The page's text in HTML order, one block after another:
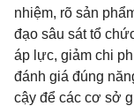
nhiệm, rõ sản
đạo sâu sát tổ
áp lực, giảm chi
đánh giá đúng
cậy để các cơ sở